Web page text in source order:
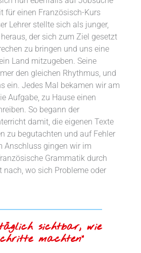
für einen Französisch-Kurs
Lehrer stellte sich als junger,
der sich zum Ziel gesetzt
zu bringen und uns eine
Land mitzugeben. Seine
den gleichen Rhythmus, und
ein. Jedes Mal bekamen wir am
Aufgabe, zu Hause einen
So begann der
damit, die eigenen Texte
zu begutachten und auf Fehler
Anschluss gingen wir im
Grammatik durch
nach, wo sich Probleme oder
sichtbar, wie
machten“